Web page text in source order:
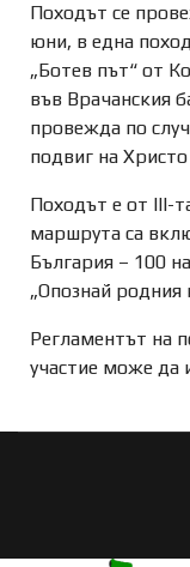
Походът се
юни, в една
„Ботев път“ от
във Врачанския
провежда по
подвиг на
Походът е от III-
маршрута са
България – 100
„Опознай родния
Регламентът на
участие може да